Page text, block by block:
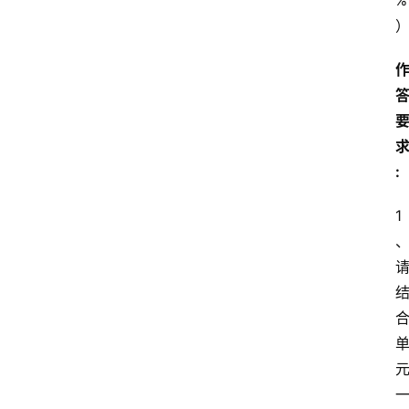
）
作
答
要
求
:
1
、
请
结
合
单
元
一